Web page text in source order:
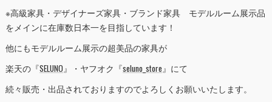
※高級家具・デザイナーズ家具・ブランド家具 モデルルーム展示品
をメインに在庫数日本一を目指しています！
他にもモデルルーム展示の超美品の家具が
楽天の『SELUNO』・ヤフオク『seluno_store』にて
続々販売・出品されておりますのでよろしくお願いいたします。